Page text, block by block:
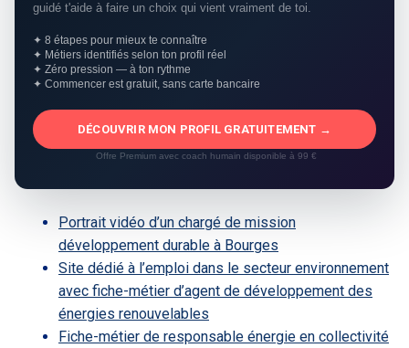
guidé t'aide à faire un choix qui vient vraiment de toi.
✦ 8 étapes pour mieux te connaître
✦ Métiers identifiés selon ton profil réel
✦ Zéro pression — à ton rythme
✦ Commencer est gratuit, sans carte bancaire
DÉCOUVRIR MON PROFIL GRATUITEMENT →
Offre Premium avec coach humain disponible à 99 €
Portrait vidéo d’un chargé de mission
développement durable à Bourges
Site dédié à l’emploi dans le secteur environnement
avec fiche-métier d’agent de développement des
énergies renouvelables
Fiche-métier de responsable énergie en collectivité